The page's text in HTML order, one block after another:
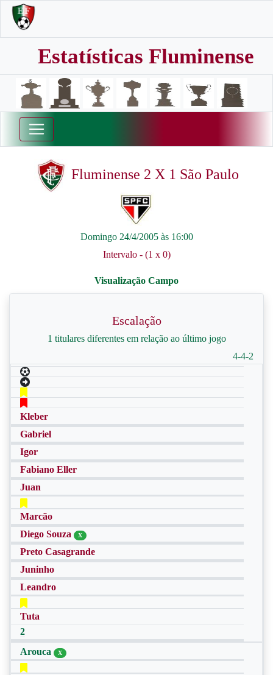
Estatísticas Fluminense
Fluminense 2 X 1 São Paulo
Domingo 24/4/2005 às 16:00
Intervalo - (1 x 0)
Escalação
1 titulares diferentes em relação ao último jogo
4-4-2
Kleber
Gabriel
Igor
Fabiano Eller
Juan
Marcão
Diego Souza
X
Preto Casagrande
Juninho
Leandro
Tuta
2
Arouca
X